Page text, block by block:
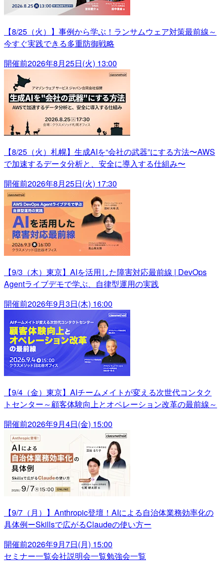
【8/25（火）】事例から学ぶ！ランサムウェア対策最前線～
今すぐ実践できる多重防御戦略
開催前2026年8月25日(火) 13:00
【8/25（火）札幌】生成AIを“会社の武器”にする方法〜AWS
で加速するデータ分析と、安全に導入する仕組み〜
開催前2026年8月25日(火) 17:30
【9/3（木）東京】AIを活用した障害対応最前線 | DevOps
Agentライブデモで学ぶ、自律型運用の実践
開催前2026年9月3日(木) 16:00
【9/4（金）東京】AIチームメイトが変える次世代コンタク
トセンター～顧客体験向上とオペレーション改革の最前線～
開催前2026年9月4日(金) 15:00
【9/7（月）】Anthropic登壇！AIによる自治体業務効率化の
具体例ーSkillsで広がるClaudeの使い方ー
開催前2026年9月7日(月) 15:00
セミナー一覧会社説明会一覧勉強会一覧